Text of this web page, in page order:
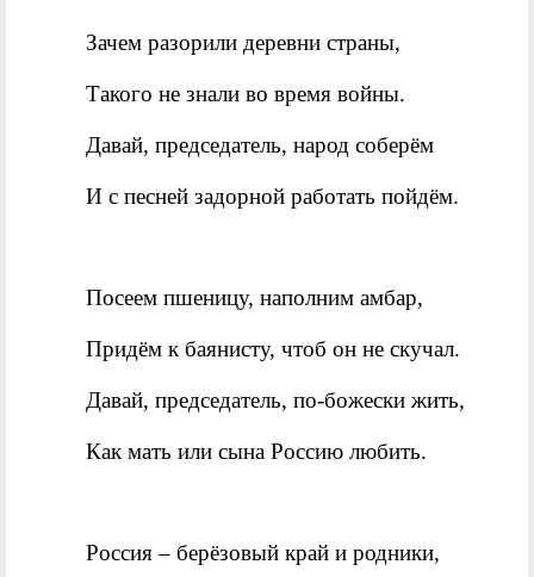
Зачем разорили деревни страны,
Такого не знали во время войны.
Давай, председатель, народ соберём
И с песней задорной работать пойдём.
Посеем пшеницу, наполним амбар,
Придём к баянисту, чтоб он не скучал.
Давай, председатель, по-божески жить,
Как мать или сына Россию любить.
Россия – берёзовый край и родники,